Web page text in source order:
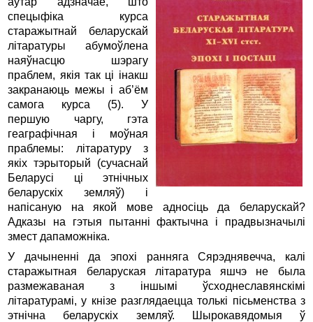
спецыфіка курса
старажытнай беларускай
літаратуры абумоўлена
наяўнасцю шэрагу
праблем, якія так ці інакш
закранаюць межы і аб’ём
самога курса (5). У
першую чаргу, гэта
геаграфічная і моўная
праблемы: літаратуру з
якіх тэрыторый (сучаснай
Беларусі ці этнічных
беларускіх земляў) і
напісаную на якой мове адносіць да беларускай?
Адказы на гэтыя пытанні фактычна і прадвызначылі
змест дапаможніка.
У дачыненні да эпохі ранняга Сярэднявечча, калі
старажытная беларуская літаратура яшчэ не была
размежаваная з іншымі ўсходнеславянскімі
літаратурамі, у кнізе разглядаецца толькі пісьменства з
этнічна беларускіх земляў. Шырокавядомыя ў